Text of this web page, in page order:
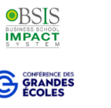
IMAGE